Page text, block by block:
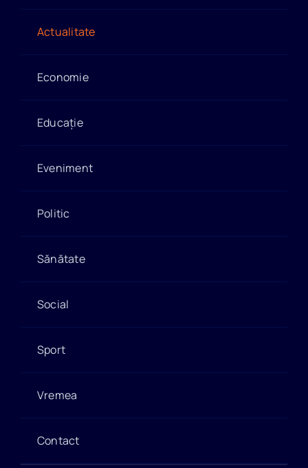
Actualitate
Economie
Educație
Eveniment
Politic
Sănătate
Social
Sport
Vremea
Contact